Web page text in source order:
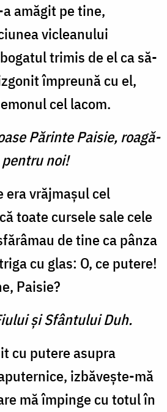
amăgit pe tine,
vicleanului
trimis de el ca să-
împreună cu el,
cel lacom.
Părinte Paisie, roagă-
noi!
era vrăjmaşul cel
toate cursele sale cele
de tine ca pânza
cu glas: O, ce putere!
Paisie?
şi Sfântului Duh.
cu putere asupra
izbăveşte-mă
mă împinge cu totul în